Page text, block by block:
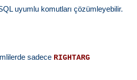
uyumlu komutları çözümleyebilir.
sadece RIGHTARG